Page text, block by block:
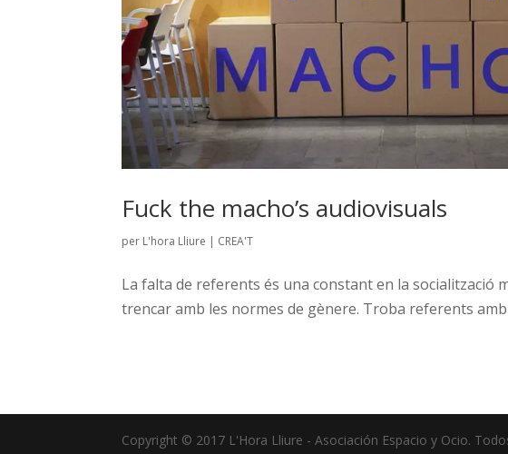
Fuck the macho’s audiovisuals
per L'hora Lliure | CREA'T
La falta de referents és una constant en la socialització
trencar amb les normes de gènere. Troba referents
Copyright © 2017 L'Hora Lliure - Asociación Espacio y Ocio.